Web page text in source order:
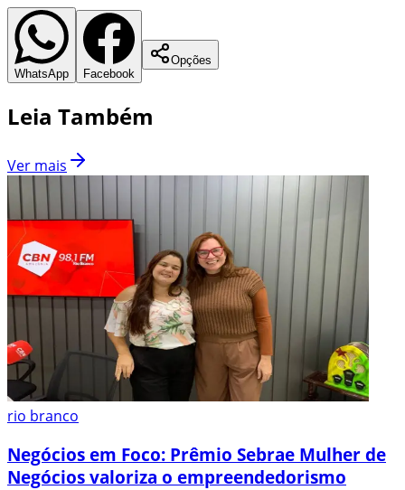
WhatsApp Facebook
Opções
Leia Também
Ver mais
rio branco
Negócios em Foco: Prêmio Sebrae Mulher de
Negócios valoriza o empreendedorismo